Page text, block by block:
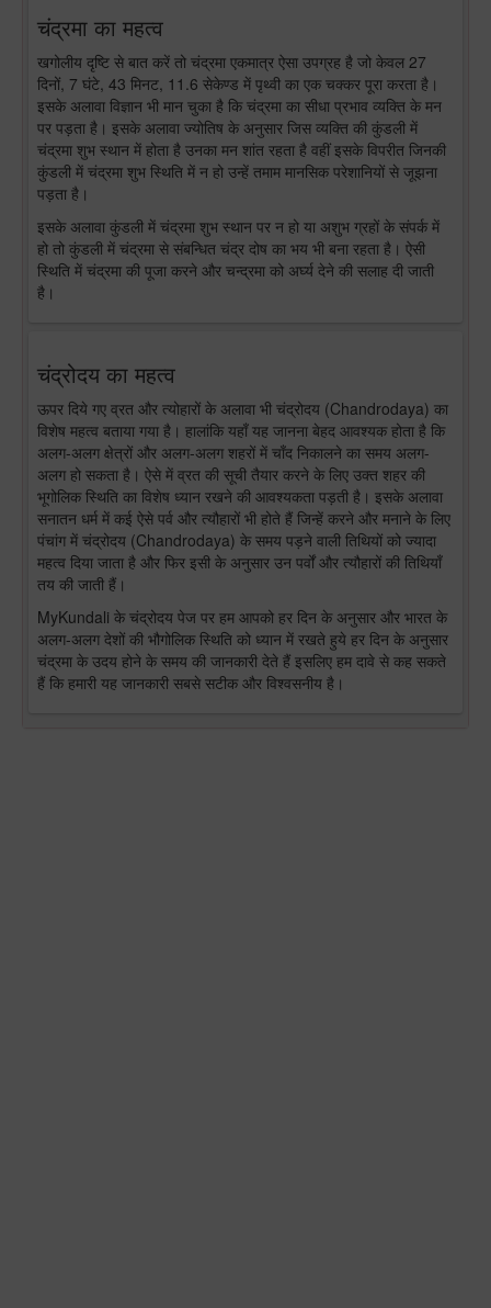
चंद्रमा का महत्व
खगोलीय दृष्टि से बात करें तो चंद्रमा एकमात्र ऐसा उपग्रह है जो केवल 27
दिनों, 7 घंटे, 43 मिनट, 11.6 सेकेण्ड में पृथ्वी का एक चक्कर पूरा करता है।
इसके अलावा विज्ञान भी मान चुका है कि चंद्रमा का सीधा प्रभाव व्यक्ति के मन
पर पड़ता है। इसके अलावा ज्योतिष के अनुसार जिस व्यक्ति की कुंडली में
चंद्रमा शुभ स्थान में होता है उनका मन शांत रहता है वहीं इसके विपरीत जिनकी
कुंडली में चंद्रमा शुभ स्थिति में न हो उन्हें तमाम मानसिक परेशानियों से जूझना
पड़ता है।
इसके अलावा कुंडली में चंद्रमा शुभ स्थान पर न हो या अशुभ ग्रहों के संपर्क में
हो तो कुंडली में चंद्रमा से संबन्धित चंद्र दोष का भय भी बना रहता है। ऐसी
स्थिति में चंद्रमा की पूजा करने और चन्द्रमा को अर्घ्य देने की सलाह दी जाती
है।
चंद्रोदय का महत्व
ऊपर दिये गए व्रत और त्योहारों के अलावा भी चंद्रोदय (Chandrodaya) का
विशेष महत्व बताया गया है। हालांकि यहाँ यह जानना बेहद आवश्यक होता है कि
अलग-अलग क्षेत्रों और अलग-अलग शहरों में चाँद निकालने का समय अलग-
अलग हो सकता है। ऐसे में व्रत की सूची तैयार करने के लिए उक्त शहर की
भूगोलिक स्थिति का विशेष ध्यान रखने की आवश्यकता पड़ती है। इसके अलावा
सनातन धर्म में कई ऐसे पर्व और त्यौहारों भी होते हैं जिन्हें करने और मनाने के लिए
पंचांग में चंद्रोदय (Chandrodaya) के समय पड़ने वाली तिथियों को ज्यादा
महत्व दिया जाता है और फिर इसी के अनुसार उन पर्वों और त्यौहारों की तिथियाँ
तय की जाती हैं।
MyKundali के चंद्रोदय पेज पर हम आपको हर दिन के अनुसार और भारत के
अलग-अलग देशों की भौगोलिक स्थिति को ध्यान में रखते हुये हर दिन के अनुसार
चंद्रमा के उदय होने के समय की जानकारी देते हैं इसलिए हम दावे से कह सकते
हैं कि हमारी यह जानकारी सबसे सटीक और विश्वसनीय है।